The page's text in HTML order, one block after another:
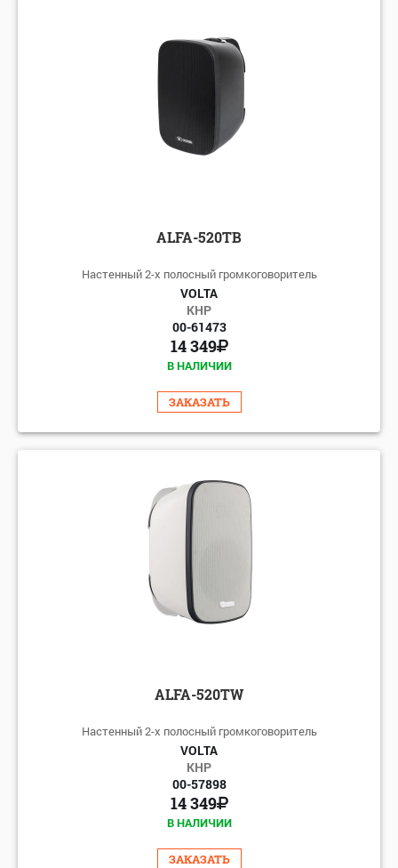
по алфавиту: Я-А
по цене: убыванию
по цене: возрастанию
ALFA-520TB
Настенный 2-х полосный громкоговоритель
VOLTA
КНР
00-61473
14 349
В НАЛИЧИИ
ЗАКАЗАТЬ
ALFA-520TW
Настенный 2-х полосный громкоговоритель
VOLTA
КНР
00-57898
14 349
В НАЛИЧИИ
ЗАКАЗАТЬ